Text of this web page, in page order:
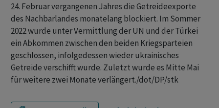
24. Februar vergangenen Jahres die Getreideexporte
des Nachbarlandes monatelang blockiert. Im Sommer
2022 wurde unter Vermittlung der UN und der Türkei
ein Abkommen zwischen den beiden Kriegsparteien
geschlossen, infolgedessen wieder ukrainisches
Getreide verschifft wurde. Zuletzt wurde es Mitte Mai
für weitere zwei Monate verlängert./dot/DP/stk